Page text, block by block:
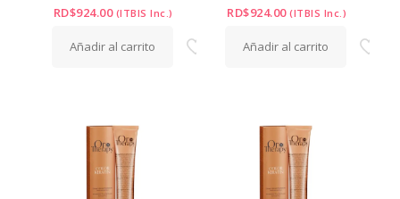
RD$924.00 (ITBIS Inc.)
Añadir al carrito
RD$924.00 (ITBIS Inc.)
Añadir al carrito